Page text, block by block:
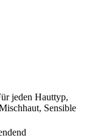
jeden Hauttyp,
Sensible